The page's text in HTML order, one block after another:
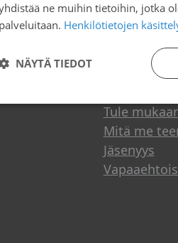
Osallistu
Tule
Mitä me
Jäsenyys
ne muihin tietoihin, jotka
palveluitaan. Henkilötietojen
NÄYTÄ TIEDOT